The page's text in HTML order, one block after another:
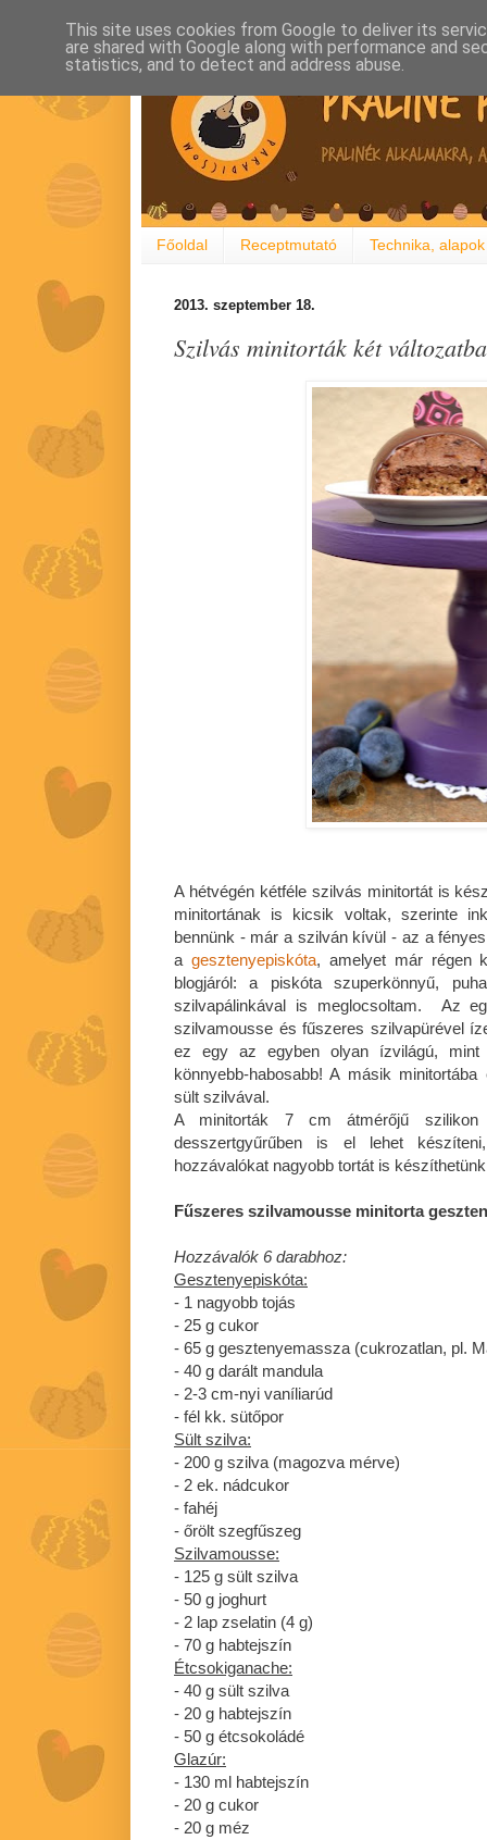
Főoldal Receptmutató Technika, alapok
2013. szeptember 18.
Szilvás minitorták két
A hétvégén kétféle szilvás minitortát is
minitortának is kicsik voltak, szerinte
bennünk - már a szilván kívül - az a
a gesztenyepiskóta, amelyet már régen
blogjáról: a piskóta szuperkönnyű,
szilvapálinkával is meglocsoltam. Az
szilvamousse és fűszeres szilvapürével
ez egy az egyben olyan ízvilágú,
könnyebb-habosabb! A másik
sült szilvával.
A minitorták 7 cm átmérőjű szilikon
desszertgyűrűben is el lehet
hozzávalókat nagyobb tortát is
Fűszeres szilvamousse minitorta
Hozzávalók 6 darabhoz:
Gesztenyepiskóta:
- 1 nagyobb tojás
- 25 g cukor
- 65 g gesztenyemassza (cukrozatlan, pl.
- 40 g darált mandula
- 2-3 cm-nyi vaníliarúd
- fél kk. sütőpor
Sült szilva:
- 200 g szilva (magozva mérve)
- 2 ek. nádcukor
- fahéj
- őrölt szegfűszeg
Szilvamousse:
- 125 g sült szilva
- 50 g joghurt
- 2 lap zselatin (4 g)
- 70 g habtejszín
Étcsokiganache:
- 40 g sült szilva
- 20 g habtejszín
- 50 g étcsokoládé
Glazúr:
- 130 ml habtejszín
- 20 g cukor
- 20 g méz
This site uses cookies from Google to deliver its
are shared with Google along with performance and
statistics, and to detect and address abuse.